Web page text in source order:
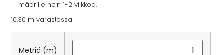
määrille noin 1-2 viikkoa.
10,30 m varastossa
Metriä (m)